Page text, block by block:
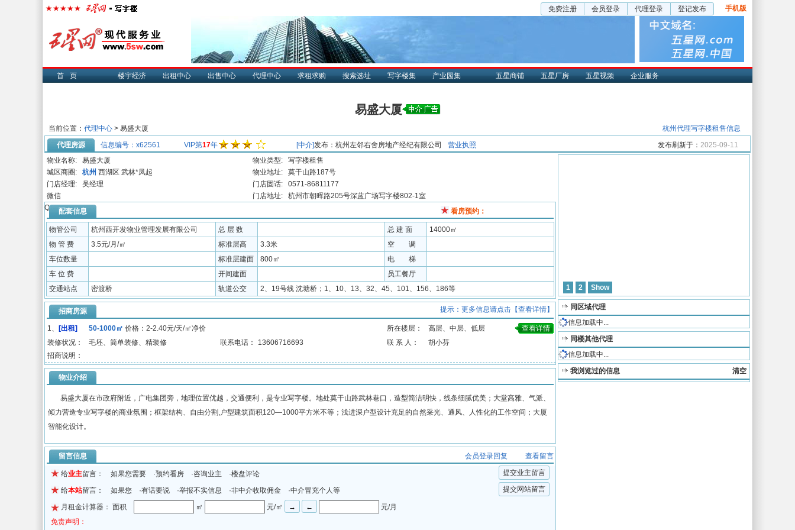
免费注册 会员登录 代理登录 登记发布 手机版
首页 楼宇经济 出租中心 出售中心 代理中心 求租求购 搜索选址 写字楼集 产业园集 五星商铺 五星厂房 五星视频 企业服务
易盛大厦
当前位置： 代理中心 > 易盛大厦
杭州代理写字楼租售信息
代理房源
信息编号：x62561 VIP第17年 [中介]发布： 杭州左邻右舍房地产经纪有限公司 营业执照 发布刷新于： 2025-09-11
物业名称:
易盛大厦 物业类型:
写字楼租售
城区商圈:
杭州 西湖区 武林*凤起 物业地址:
莫干山路187号
门店经理:
吴经理 门店固话:
0571-86811177
微信
QQ:
门店地址:
杭州市朝晖路205号深蓝广场写字楼802-1室
看房预约：
配套信息
物管公司 杭州西开发物业管理发展有限公司 总 层 数 总 建 面
14000㎡
物 管 费
3.5元/月/㎡ 标准层高 3.3米
空 调
车位数量
标准层建面 800㎡
电 梯
车 位 费
开间建面
员工餐厅
交通站点
密渡桥 轨道公交 2、19号线 沈塘桥；1、10、13、32、45、101、156、186等
提示：更多信息请点击【查看详情】
招商房源
1、 [出租] 50-1000㎡ 价格：2-2.40元/天/㎡净价 所在楼层： 高层、中层、低层
查看详情
装修状况：
毛坯、简单装修、精装修 联系电话： 13606716693 联 系 人：
胡小芬
招商说明：
物业介绍
易盛大厦在市政府附近，广电集团旁，地理位置优越，交通便利，是专业写字楼。地处莫干山路武林巷口，造型简洁明快，线条细腻优美；大堂高雅、气派、
倾力营造专业写字楼的商业氛围；框架结构、自由分割,户型建筑面积120—1000平方米不等；浅进深户型设计充足的自然采光、通风、人性化的工作空间；大厦
智能化设计。
留言信息 查看留言
会员登录回复
给业主留言： 如果您需要 ·预约看房 ·咨询业主 ·楼盘评论 提交业主留言
给本站留言： 如果您 ·有话要说 ·举报不实信息 ·非中介收取佣金 ·中介冒充个人等 提交网站留言
月租金计算器： 面积 ㎡ 元/㎡
元/月
免责声明：
1 2 Show
同区域代理
信息加载中...
同楼其他代理
信息加载中...
清空
我浏览过的信息